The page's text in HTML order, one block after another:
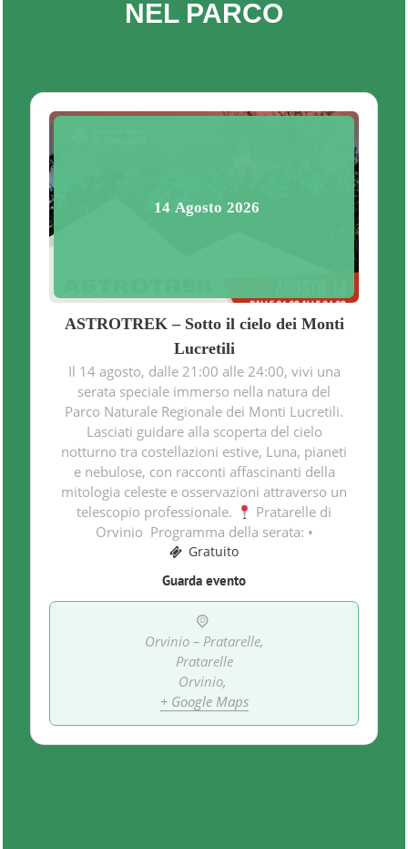
NEL PARCO
14 Agosto 2026
ASTROTREK – Sotto il cielo dei Monti
Lucretili
Il 14 agosto, dalle 21:00 alle 24:00, vivi una
serata speciale immerso nella natura del
Parco Naturale Regionale dei Monti Lucretili.
Lasciati guidare alla scoperta del cielo
notturno tra costellazioni estive, Luna, pianeti
e nebulose, con racconti affascinanti della
mitologia celeste e osservazioni attraverso un
telescopio professionale.
Pratarelle di
Orvinio Programma della serata: •
Gratuito
Guarda evento
Orvinio – Pratarelle,
Pratarelle
Orvinio,
+ Google Maps